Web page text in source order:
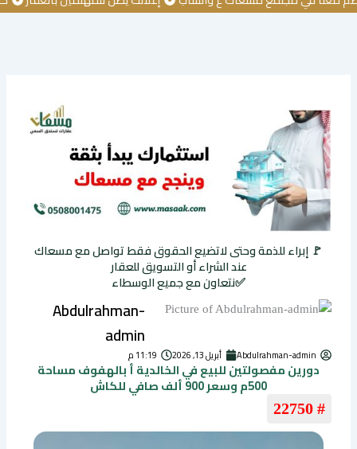
🚩 إبراء للذمة وحتى لاتضيع الحقوق فقط تواصل مع مسعاك
عند الشراء أو التسويق للعقار
✅نتعاون مع جميع الوسطاء
Abdulrahman-
admin
Abdulrahman-admin أبريل 13, 2026 11:19 م
دورين مفصولتين للبيع في الخالدية أ بالهفوف مساحة
500م وسعر 900 ألف صافي للكاش
# 22750